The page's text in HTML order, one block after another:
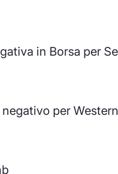
in Borsa per
per